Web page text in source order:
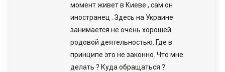
момент живет в Киеве , сам он
иностранец . Здесь на Украине
занимается не очень хорошей
родовой деятельностью. Где в
принципе это не законно. Что мне
делать ? Куда обращаться ?